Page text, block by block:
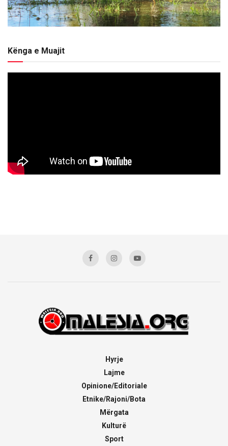
Kënga e Muajit
Hyrje
Lajme
Opinione/Editoriale
Etnike/Rajoni/Bota
Mërgata
Kulturë
Sport